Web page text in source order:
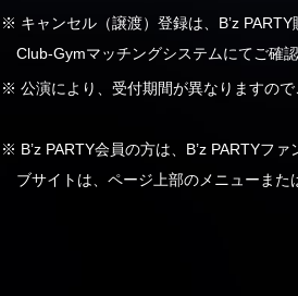
※ キャンセル（譲渡）登録は、B’z
Club-Gymマッチングシステムにてご確認
※ 公演により、受付期間が異なりますので
※ B’z PARTY会員の方は、B’z PARTYフ
ブサイトは、ページ上部のメニューまた